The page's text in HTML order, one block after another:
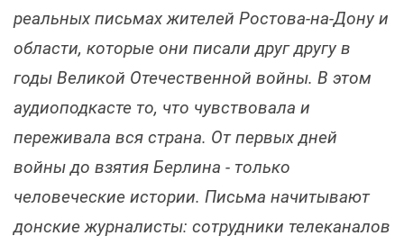
реальных письмах жителей Ростова-на-Дону и
области, которые они писали друг другу в
годы Великой Отечественной войны. В этом
аудиоподкасте то, что чувствовала и
переживала вся страна. От первых дней
войны до взятия Берлина - только
человеческие истории. Письма начитывают
донские журналисты: сотрудники телеканалов